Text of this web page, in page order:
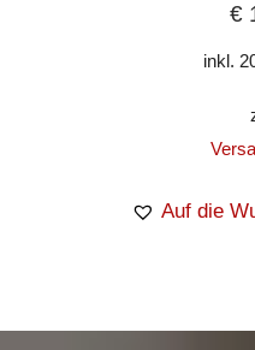
€
inkl.
Auf die